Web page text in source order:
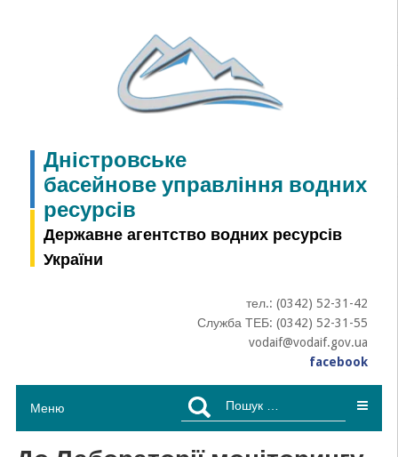
Дністровське
басейнове управління водних
ресурсів
Державне агентство водних ресурсів
України
тел.: (0342) 52-31-42
Служба ТЕБ: (0342) 52-31-55
vodaif@vodaif.gov.ua
facebook
Меню
Пошук: